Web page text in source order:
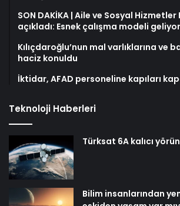
SON DAKİKA | Aile ve Sosyal
açıkladı: Esnek çalışma modeli
Kılıçdaroğlu’nun mal varlıklarına ve
haciz konuldu
İktidar, AFAD personeline kapıları
Teknoloji Haberleri
Türksat 6A kalıcı
Bilim insanlarından